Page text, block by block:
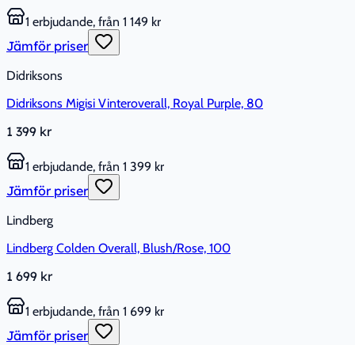
1 erbjudande, från 1 149 kr
Jämför priser
Didriksons
Didriksons Migisi Vinteroverall, Royal Purple, 80
1 399 kr
1 erbjudande, från 1 399 kr
Jämför priser
Lindberg
Lindberg Colden Overall, Blush/Rose, 100
1 699 kr
1 erbjudande, från 1 699 kr
Jämför priser